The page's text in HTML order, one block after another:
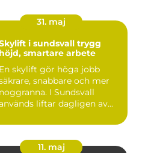
31. maj
i sundsvall trygg
höjd, smartare arbete
En skylift gör höga jobb
snabbare och mer
noggranna. I Sundsvall
liftar dagligen av...
11. maj